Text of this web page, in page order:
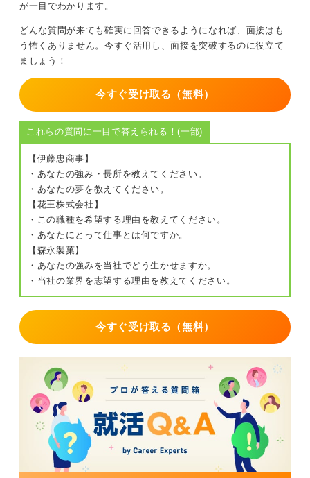
このような求人は人気がないか、決まってもすぐに辞め
とはいえ、企業によって状況はさまざまなので、あくま
で一つの判断材料として参考にしてください。
が一目でわかります。
どんな質問が来ても確実に回答できるようになれば、面接はも
う怖くありません。今すぐ活用し、面接を突破するのに役立て
ましょう！
今すぐ受け取る（無料）
これらの質問に一目で答えられる！(一部)
【伊藤忠商事】
・あなたの強み・長所を教えてください。
・あなたの夢を教えてください。
【花王株式会社】
・この職種を希望する理由を教えてください。
・あなたにとって仕事とは何ですか。
【森永製菓】
・あなたの強みを当社でどう生かせますか。
・当社の業界を志望する理由を教えてください。
今すぐ受け取る（無料）